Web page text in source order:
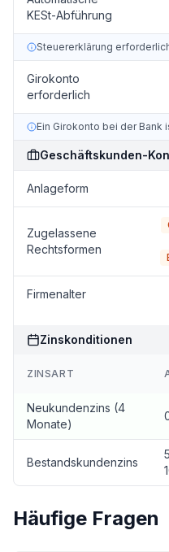
KESt-Abführung
Steuererklärung
Girokonto
erforderlich
Ein Girokonto bei der Bank
Geschäftskunden-
Anlageform
Zugelassene
Rechtsformen
Firmenalter
Zinskonditionen
ZINSART
Neukundenzins (4
Monate)
Bestandskundenzins
Häufige Fragen